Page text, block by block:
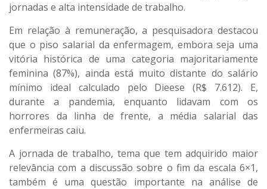
jornadas e alta intensidade de trabalho.
Em relação à remuneração, a pesquisadora destacou
que o piso salarial da enfermagem, embora seja uma
vitória histórica de uma categoria majoritariamente
feminina (87%), ainda está muito distante do salário
mínimo ideal calculado pelo Dieese (R$ 7.612). E,
durante a pandemia, enquanto lidavam com os
horrores da linha de frente, a média salarial das
enfermeiras caiu.
A jornada de trabalho, tema que tem adquirido maior
relevância com a discussão sobre o fim da escala 6×1,
também é uma questão importante na análise de